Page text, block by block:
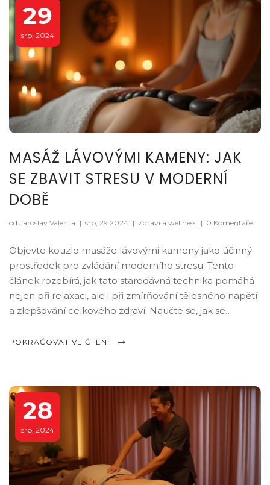
29
srp, 2024
MASÁŽ LÁVOVÝMI KAMENY: JAK
SE ZBAVIT STRESU V MODERNÍ
DOBĚ
od Jaroslav Valenta | srp, 29 2024 | Zdraví a wellness | 0 Komentáře
Objevte kouzlo masáže lávovými kameny jako účinný
prostředek pro zvládání moderního stresu. Tento
článek rozebírá, jak tato starodávná technika pomáhá
nejen při relaxaci, ale i při zmírňování tělesného napětí
a zlepšování celkového zdraví. Naučte se, jak se
přinést do vašeho každodenního života.
POKRAČOVAT VE ČTENÍ
28
srp, 2024